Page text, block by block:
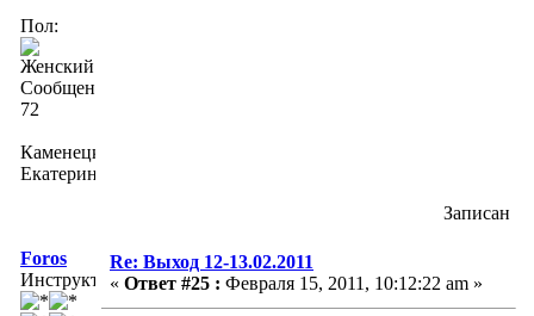
Пол:
Сообщений:
72
Каменецкая
Екатерина
Записан
Foros
Инструктор
Re: Выход 12-13.02.2011
« Ответ #25 : Февраля 15, 2011, 10:12:22 am »